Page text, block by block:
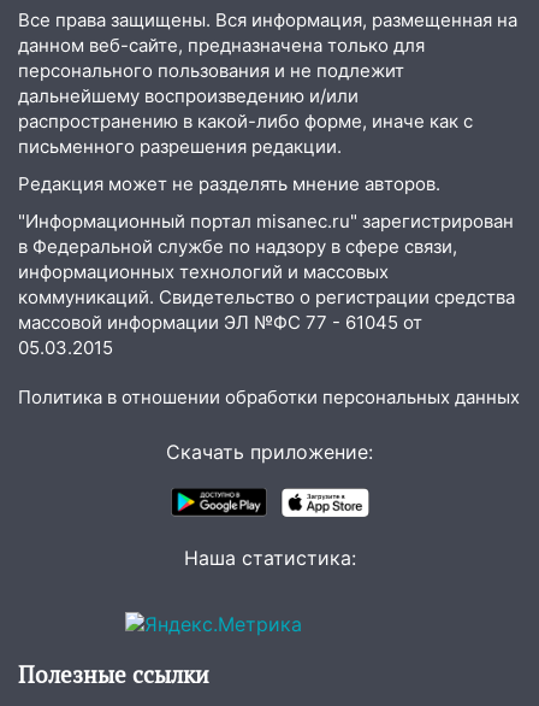
17:16 В реанимацию Ульяновской
областной больницы поступили шесть
новых аппаратов ИВЛ
16:51 В Чердаклинском районе
ремонтируют дороги, ставят остановки
16:35 В Ульяновске установили ещё
девять бункеров для крупногабаритного
мусора
16:26 В Ульяновске бесплатно покажут
матч «Волги» под открытым небом
разработают отечественный прибор для
за абонементы закрывшегося фитнес-
После вмешательства
области привели в порядок детские
Все права защищены. Вся информация, размещенная на
данном веб-сайте, предназначена только для
персонального пользования и не подлежит
дальнейшему воспроизведению и/или
распространению в какой-либо форме, иначе как с
письменного разрешения редакции.
Редакция может не разделять мнение авторов.
"Информационный портал misanec.ru" зарегистрирован
в Федеральной службе по надзору в сфере связи,
информационных технологий и массовых
коммуникаций. Свидетельство о регистрации средства
массовой информации ЭЛ №ФС 77 - 61045 от
05.03.2015
Политика в отношении обработки персональных данных
Скачать приложение:
Наша статистика:
Полезные ссылки